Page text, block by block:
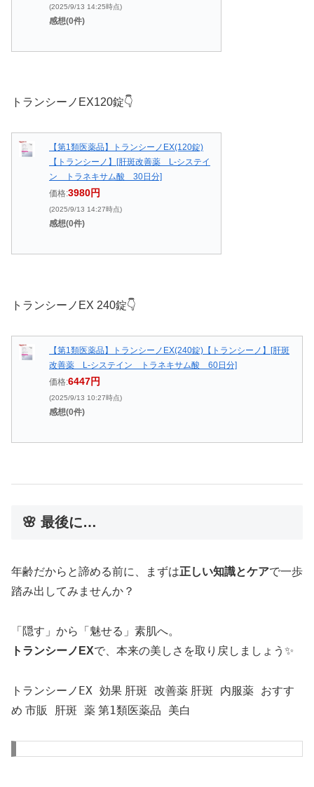
(2025/9/13 14:25時点)
感想(0件)
トランシーノEX120錠👇️
【第1類医薬品】トランシーノEX(120錠)
【トランシーノ】[肝斑改善薬 L-システイ
ン トラネキサム酸 30日分]
価格:3980円
(2025/9/13 14:27時点)
感想(0件)
トランシーノEX 240錠👇️
【第1類医薬品】トランシーノEX(240錠)【トランシーノ】[肝斑
改善薬 L-システイン トラネキサム酸 60日分]
価格:6447円
(2025/9/13 10:27時点)
感想(0件)
🌸 最後に…
年齢だからと諦める前に、まずは正しい知識とケアで一歩
踏み出してみませんか？
「隠す」から「魅せる」素肌へ。
トランシーノEXで、本来の美しさを取り戻しましょう✨
トランシーノEX 効果 肝斑 改善薬 肝斑 内服薬 おすす
め 市販 肝斑 薬 第1類医薬品 美白